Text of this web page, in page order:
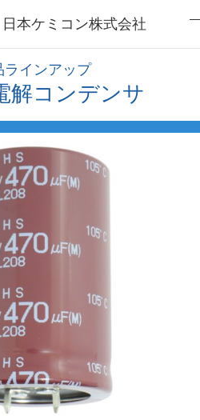
日本ケミコン株式会社
ラインアップ
解コンデンサ